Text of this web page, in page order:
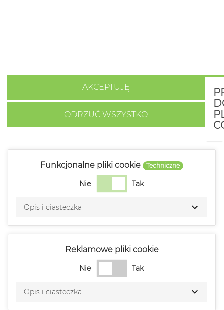
ODRZUĆ WSZYSTKO
AKCEPTUJĘ
Funkcjonalne pliki cookie Techniczne
Nie Tak
Opis i ciasteczka
Reklamowe pliki cookie
Nie Tak
Opis i ciasteczka